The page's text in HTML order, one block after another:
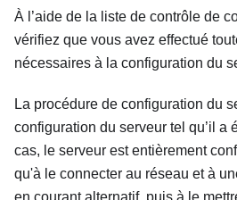
À l’aide de la liste de contrôle de
vérifiez que vous avez effectué
nécessaires à la configuration du
La procédure de configuration du
configuration du serveur tel qu’il a
cas, le serveur est entièrement
qu'à le connecter au réseau et à